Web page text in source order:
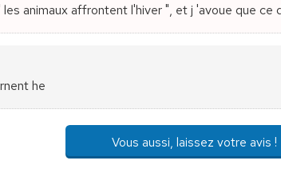
animaux affrontent l'hiver ", et j 'avoue que ce
he
Vous aussi, laissez votre avis !